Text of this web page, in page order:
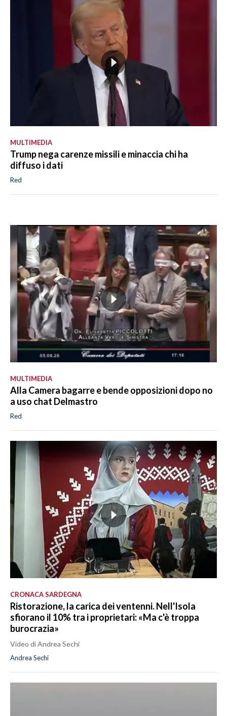
MULTIMEDIA
Trump nega carenze missili e minaccia chi ha
diffuso i dati
Red
MULTIMEDIA
Alla Camera bagarre e bende opposizioni dopo no
a uso chat Delmastro
Red
CRONACA SARDEGNA
Ristorazione, la carica dei ventenni. Nell'Isola
sfiorano il 10% tra i proprietari: «Ma c'è troppa
burocrazia»
Video di Andrea Sechi
Andrea Sechi